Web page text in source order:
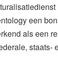
een
als een
staats-